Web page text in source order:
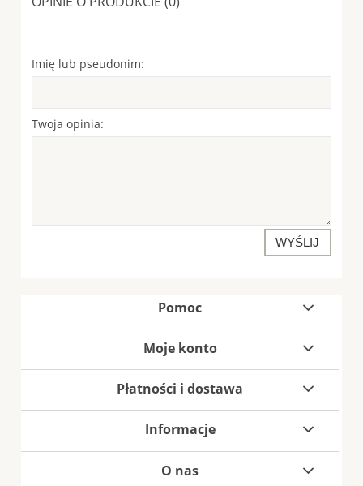
Imię lub pseudonim:
Twoja opinia:
WYŚLIJ
Pomoc
Moje konto
Płatności i dostawa
Informacje
O nas